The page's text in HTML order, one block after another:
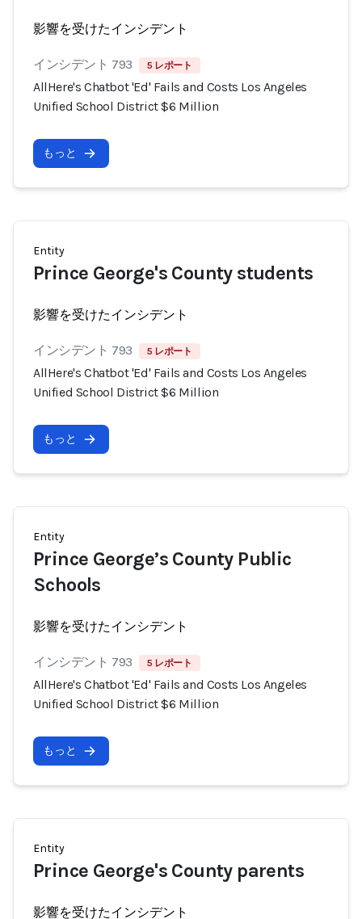
影響を受けたインシデント
インシデント 793 5 レポート
AllHere's Chatbot 'Ed' Fails and Costs Los Angeles
Unified School District $6 Million
もっと
Entity
Prince George's County students
影響を受けたインシデント
インシデント 793 5 レポート
AllHere's Chatbot 'Ed' Fails and Costs Los Angeles
Unified School District $6 Million
もっと
Entity
Prince George’s County Public
Schools
影響を受けたインシデント
インシデント 793 5 レポート
AllHere's Chatbot 'Ed' Fails and Costs Los Angeles
Unified School District $6 Million
もっと
Entity
Prince George's County parents
影響を受けたインシデント